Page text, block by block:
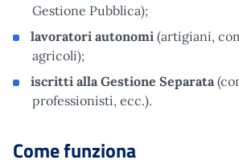
Gestione Pubblica);
lavoratori autonomi (artigiani,
agricoli);
iscritti alla Gestione Separata
professionisti, ecc.).
Come funziona